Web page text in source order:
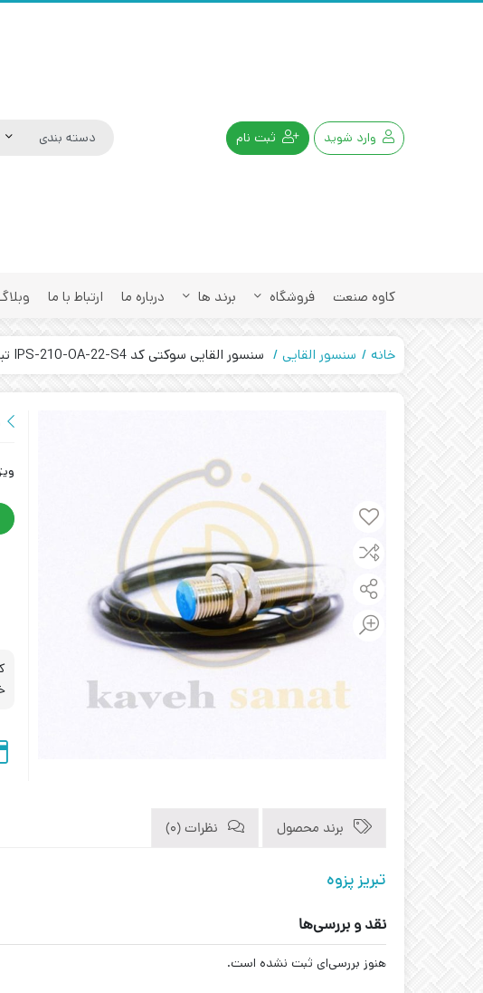
وارد شوید ثبت نام
کاوه صنعت فروشگاه برند ها درباره ما ارتباط با ما
خانه سنسور القایی سنسور القایی سوکتی کد IPS-210-OA-22-S4 تبریز پژوه
برند محصول نظرات (0)
تبریز پزوه
نقد و بررسی‌ها
هنوز بررسی‌ای ثبت نشده است.